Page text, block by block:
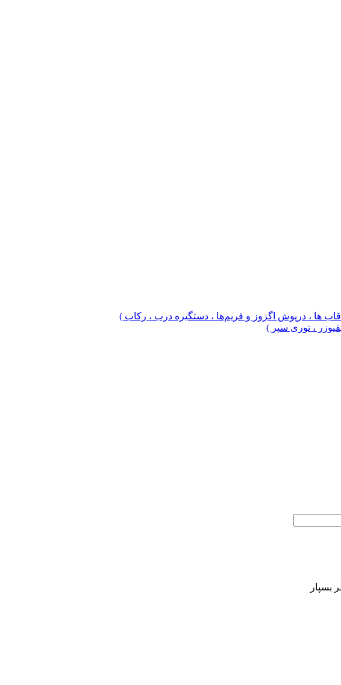
قاب ها ، درپوش اگزوز و فریم‌ها ، دستگیره درب ، رکاب )
، توری سپر )
بسپار